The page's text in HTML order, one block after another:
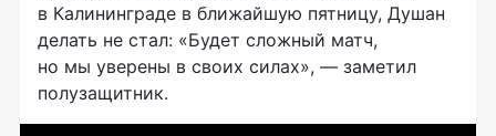
в Калининграде в ближайшую пятницу, Душан
делать не стал: «Будет сложный матч,
но мы уверены в своих силах», — заметил
полузащитник.